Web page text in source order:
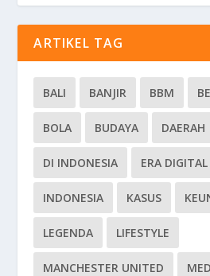
ARTIKEL TAG
BALI BANJIR BBM
BOLA BUDAYA DAERAH
DI INDONESIA ERA DIGITAL
INDONESIA KASUS
LEGENDA LIFESTYLE
MANCHESTER UNITED